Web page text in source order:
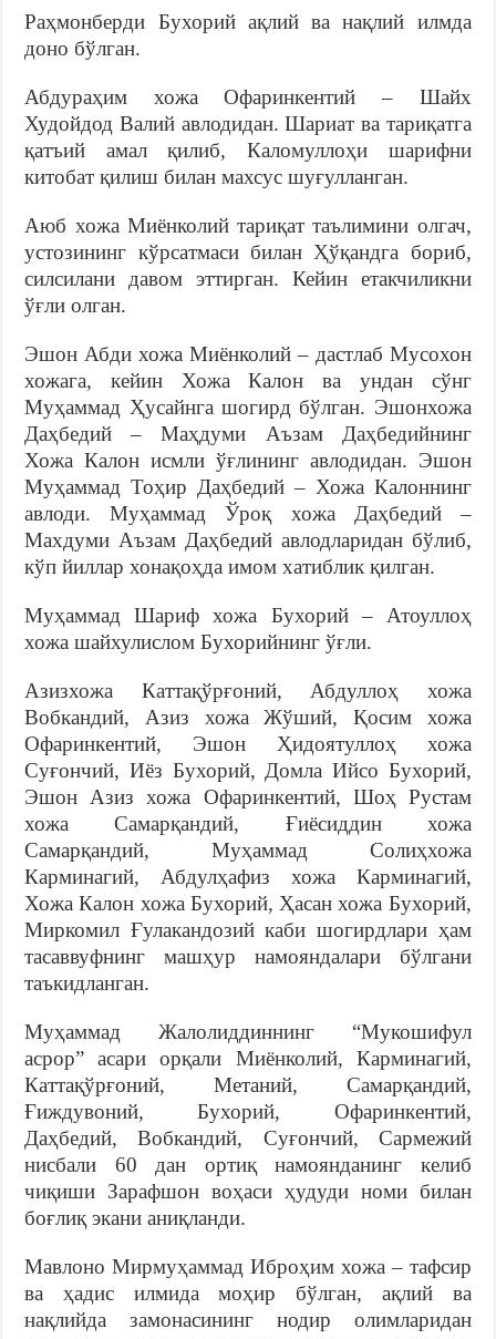
Раҳмонберди Бухорий ақлий ва нақлий илмда
доно бўлган.
Абдураҳим хожа Офаринкентий – Шайх
Худойдод Валий авлодидан. Шариат ва тариқатга
қатъий амал қилиб, Каломуллоҳи шарифни
китобат қилиш билан махсус шуғулланган.
Аюб хожа Миёнколий тариқат таълимини олгач,
устозининг кўрсатмаси билан Ҳўқандга бориб,
силсилани давом эттирган. Кейин етакчиликни
ўғли олган.
Эшон Абди хожа Миёнколий – дастлаб Мусохон
хожага, кейин Хожа Калон ва ундан сўнг
Муҳаммад Ҳусайнга шогирд бўлган. Эшонхожа
Даҳбедий – Маҳдуми Аъзам Даҳбедийнинг
Хожа Калон исмли ўғлининг авлодидан. Эшон
Муҳаммад Тоҳир Даҳбедий – Хожа Калоннинг
авлоди. Муҳаммад Ўроқ хожа Даҳбедий –
Махдуми Аъзам Даҳбедий авлодларидан бўлиб,
кўп йиллар хонақоҳда имом хатиблик қилган.
Муҳаммад Шариф хожа Бухорий – Атоуллоҳ
хожа шайхулислом Бухорийнинг ўғли.
Азизхожа Каттақўрғоний, Абдуллоҳ хожа
Вобкандий, Азиз хожа Жўший, Қосим хожа
Офаринкентий, Эшон Ҳидоятуллоҳ хожа
Суғончий, Иёз Бухорий, Домла Ийсо Бухорий,
Эшон Азиз хожа Офаринкентий, Шоҳ Рустам
хожа Самарқандий, Ғиёсиддин хожа
Самарқандий, Муҳаммад Солиҳхожа
Карминагий, Абдулҳафиз хожа Карминагий,
Хожа Калон хожа Бухорий, Ҳасан хожа Бухорий,
Миркомил Ғулакандозий каби шогирдлари ҳам
тасаввуфнинг машҳур намояндалари бўлгани
таъкидланган.
Муҳаммад Жалолиддиннинг “Мукошифул
асрор” асари орқали Миёнколий, Карминагий,
Каттақўрғоний, Метаний, Самарқандий,
Ғиждувоний, Бухорий, Офаринкентий,
Даҳбедий, Вобкандий, Суғончий, Сармежий
нисбали 60 дан ортиқ намоянданинг келиб
чиқиши Зарафшон воҳаси ҳудуди номи билан
боғлиқ экани аниқланди.
Мавлоно Мирмуҳаммад Иброҳим хожа – тафсир
ва ҳадис илмида моҳир бўлган, ақлий ва
нақлийда замонасининг нодир олимларидан